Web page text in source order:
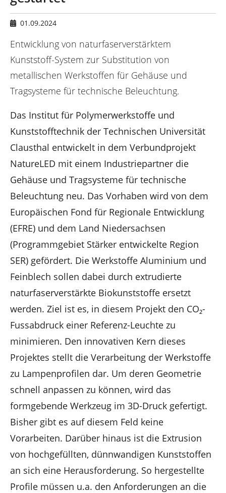
d
h
i
r
:
01.09.2024
Entwicklung von naturfaserverstärktem
Kunststoff-System zur Substitution von
metallischen Werkstoffen für Gehäuse und
Tragsysteme für technische Beleuchtung.
Das Institut für Polymerwerkstoffe und
Kunststofftechnik der Technischen Universität
Clausthal entwickelt in dem Verbundprojekt
NatureLED mit einem Industriepartner die
Gehäuse und Tragsysteme für technische
Beleuchtung neu. Das Vorhaben wird von dem
Europäischen Fond für Regionale Entwicklung
(EFRE) und dem Land Niedersachsen
(Programmgebiet Stärker entwickelte Region
SER) gefördert. Die Werkstoffe Aluminium und
Feinblech sollen dabei durch extrudierte
naturfaserverstärkte Biokunststoffe ersetzt
werden. Ziel ist es, in diesem Projekt den CO₂-
Fussabdruck einer Referenz-Leuchte zu
minimieren. Den innovativen Kern dieses
Projektes stellt die Verarbeitung der Werkstoffe
zu Lampenprofilen dar. Um deren Geometrie
schnell anpassen zu können, wird das
formgebende Werkzeug im 3D-Druck gefertigt.
Bisher gibt es auf diesem Feld keine
Vorarbeiten. Darüber hinaus ist die Extrusion
von hochgefüllten, dünnwandigen Kunststoffen
an sich eine Herausforderung. So hergestellte
Profile müssen u.a. den Anforderungen an die